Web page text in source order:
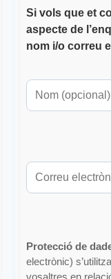
Si vols que et
aspecte de
nom i/o correu
Protecció de
electrònic)